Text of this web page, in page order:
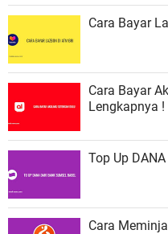
Cara Bayar
Cara Bayar
Lengkapnya !
Top Up
Cara